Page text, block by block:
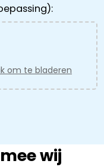
om te bladeren
wij